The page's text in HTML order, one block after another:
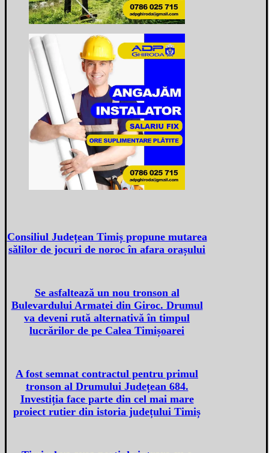
Consiliul Județean Timiș propune mutarea
sălilor de jocuri de noroc în afara orașului
Se asfaltează un nou tronson al
Bulevardului Armatei din Giroc. Drumul
va deveni rută alternativă în timpul
lucrărilor de pe Calea Timișoarei
A fost semnat contractul pentru primul
tronson al Drumului Județean 684.
Investiția face parte din cel mai mare
proiect rutier din istoria județului Timiș